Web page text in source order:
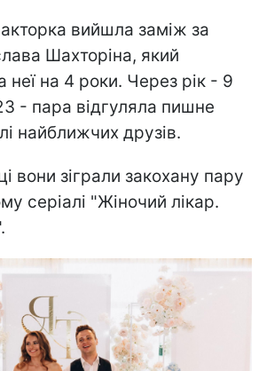
вийшла заміж за
Шахторіна, який
на 4 роки. Через рік - 9
- пара відгуляла пишне
найближчих друзів.
вони зіграли закохану пару
серіалі "Жіночий лікар.